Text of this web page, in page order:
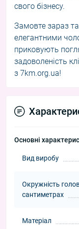
свого бізнесу.
Замовте зараз
елегантними
приковують
задоволеність
з 7km.org.ua!
Основні
Вид виробу
Окружність
сантиметрах
Матеріал